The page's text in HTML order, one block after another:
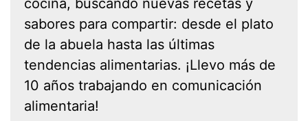
cocina, buscando nuevas recetas y
sabores para compartir: desde el plato
de la abuela hasta las últimas
tendencias alimentarias. ¡Llevo más de
10 años trabajando en comunicación
alimentaria!